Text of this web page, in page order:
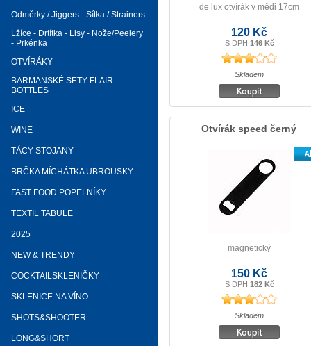
Odměrky / Jiggers - Sítka / Strainers
Lžíce - Drtítka - Lisy - Nože/Peelery
- Prkénka
OTVÍRÁKY
BARMANSKÉ SETY FLAIR
BOTTLES
ICE
WINE
TÁCY STOJANY
BRČKA MÍCHÁTKA UBROUSKY
FAST FOOD POPELNÍKY
TEXTIL TABULE
2025
NEW & TRENDY
COCKTAILSKLENIČKY
SKLENICE NA VÍNO
SHOTS&SHOOTER
LONG&SHORT
de lux otvírák v mědi 17cm
120 Kč
S DPH 146 Kč
Skladem
Otvírák speed černý
magnetický
150 Kč
S DPH 182 Kč
Skladem